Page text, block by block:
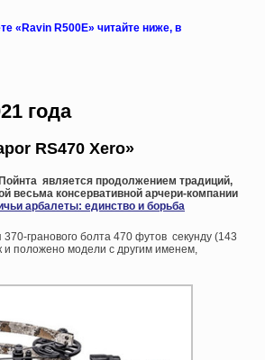
«Ravin R500E» читайте ниже, в
года
RS470 Xero»
является продолжением традиций,
весьма консервативной арчери-компании
арбалеты: единство и борьба
гранового болта 470 футов секунду (143
и положено модели с другим именем,